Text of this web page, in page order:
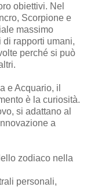
obiettivi. Nel
Scorpione e
massimo
rapporti umani,
perché si può
e Acquario, il
è la curiosità.
si adattano al
a
zodiaco nella
personali,